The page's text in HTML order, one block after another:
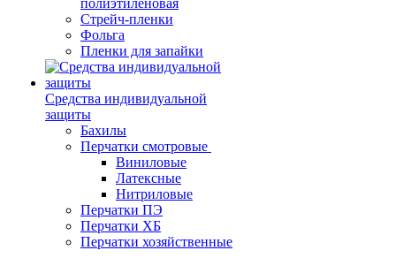
полиэтиленовая
Стрейч-пленки
Фольга
Пленки для запайки
Средства индивидуальной
защиты
Бахилы
Перчатки смотровые
Виниловые
Латексные
Нитриловые
Перчатки ПЭ
Перчатки ХБ
Перчатки хозяйственные